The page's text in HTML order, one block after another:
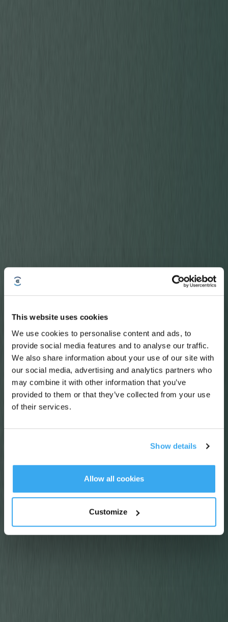
This website uses cookies
We use cookies to personalise content and ads, to
provide social media features and to analyse our traffic.
We also share information about your use of our site with
our social media, advertising and analytics partners who
may combine it with other information that you’ve
provided to them or that they’ve collected from your use
of their services.
Show details
Allow all cookies
Customize
* Registrieren und Belohnungen sichern
€ auf ihre erste Bestellung zu erhalten, wenn die Zahlung 1000 € überschreitet.